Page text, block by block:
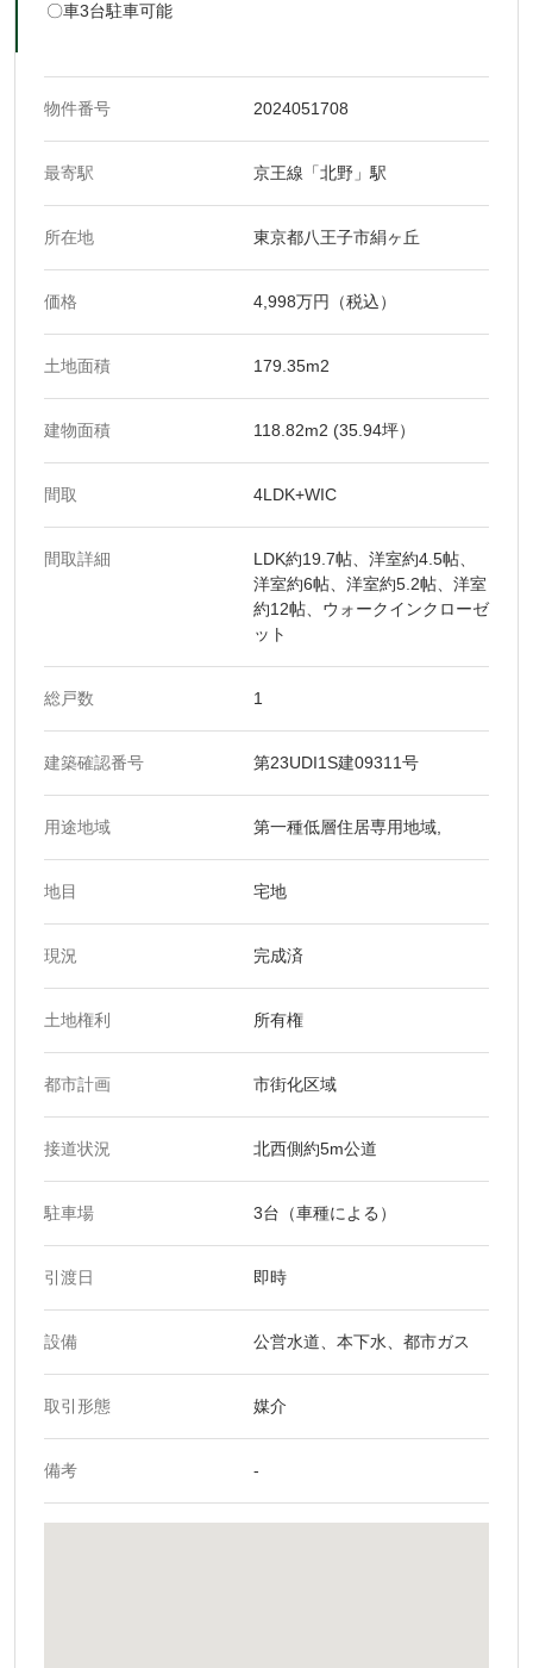
〇車3台駐車可能
物件番号 2024051708
最寄駅 京王線「北野」駅
所在地 東京都八王子市絹ヶ丘
価格 4,998万円（税込）
土地面積 179.35m2
建物面積 118.82m2 (35.94坪）
間取 4LDK+WIC
間取詳細
LDK約19.7帖、洋室約4.5帖、
洋室約6帖、洋室約5.2帖、洋室
約12帖、ウォークインクローゼ
ット
総戸数 1
建築確認番号 第23UDI1S建09311号
用途地域 第一種低層住居専用地域,
地目 宅地
現況 完成済
土地権利 所有権
都市計画 市街化区域
接道状況 北西側約5m公道
駐車場 3台（車種による）
引渡日 即時
設備 公営水道、本下水、都市ガス
取引形態 媒介
備考 -